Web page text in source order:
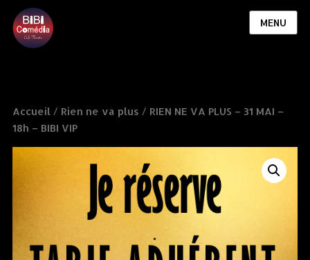
MENU
Accueil/ Rien ne va plus / RIEN NE VA PLUS – 31 MAI –
18h – BIBI VIP